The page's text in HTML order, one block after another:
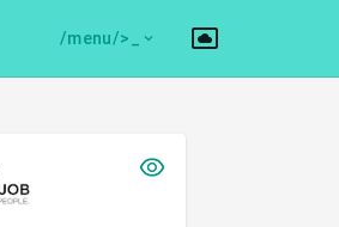
/menu/>